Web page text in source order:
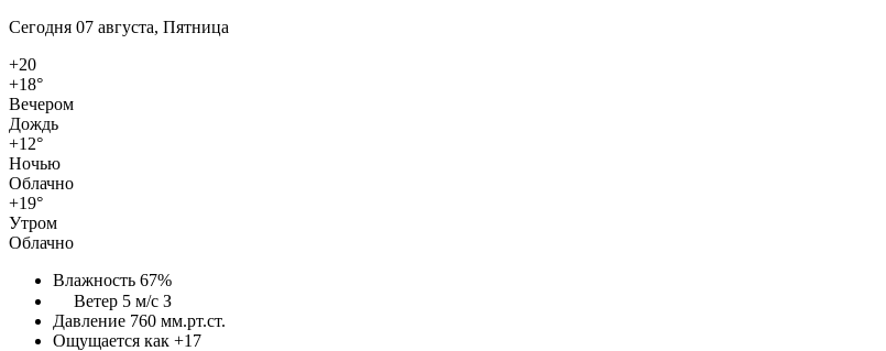
Сегодня 07 августа, Пятница
+20
+18°
Вечером
Дождь
+12°
Ночью
Облачно
+19°
Утром
Облачно
Влажность 67%
Ветер 5 м/с З
Давление 760 мм.рт.ст.
Ощущается как +17